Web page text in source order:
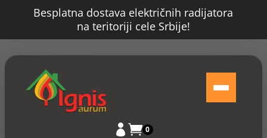
Besplatna dostava električnih radijatora
na teritoriji cele Srbije!
  0